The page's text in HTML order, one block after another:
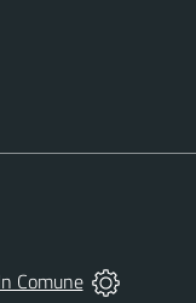
Comune